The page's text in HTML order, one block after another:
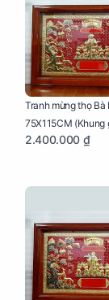
Tranh mừng thọ Bà
75X115CM (Khung
2.400.000 ₫